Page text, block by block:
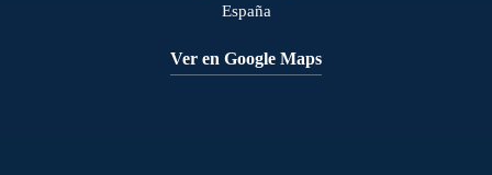
España
Ver en Google Maps